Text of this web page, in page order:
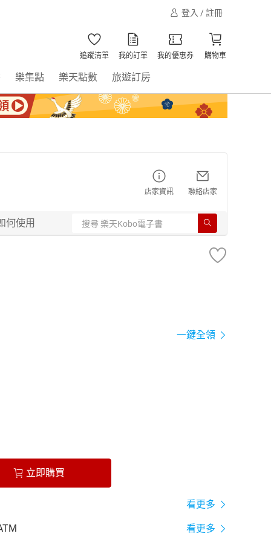
登入 / 註冊
追蹤清單 我的訂單 我的優惠券 購物車
樂集點 樂天點數 旅遊訂房
店家資訊 聯絡店家
何使用
一鍵全領
立即購買
看更多
看更多